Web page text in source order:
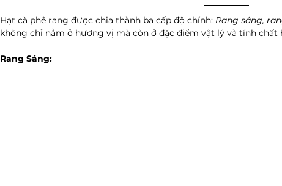
Hạt cà phê rang được chia thành ba cấp độ chính: Rang sáng,
không chỉ nằm ở hương vị mà còn ở đặc điểm vật lý và tính chất
Rang Sáng: